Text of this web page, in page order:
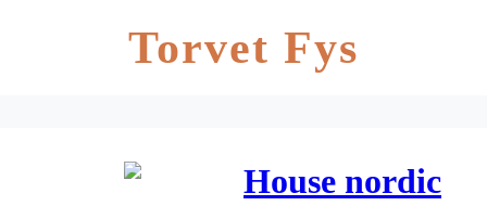
Torvet Fys
House nordic